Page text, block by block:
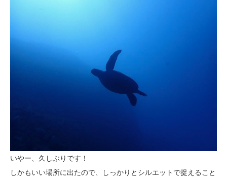
いやー、久しぶりです！
しかもいい場所に出たので、しっかりとシルエットで捉えること